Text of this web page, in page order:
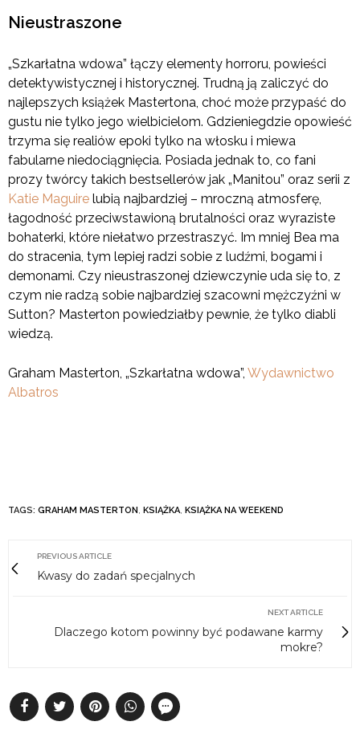
Nieustraszone
„Szkarłatna wdowa” łączy elementy horroru, powieści
detektywistycznej i historycznej. Trudną ją zaliczyć do
najlepszych książek Mastertona, choć może przypaść do
gustu nie tylko jego wielbicielom. Gdzieniegdzie opowieść
trzyma się realiów epoki tylko na włosku i miewa
fabularne niedociągnięcia. Posiada jednak to, co fani
prozy twórcy takich bestsellerów jak „Manitou” oraz serii z
Katie Maguire lubią najbardziej – mroczną atmosferę,
łagodność przeciwstawioną brutalności oraz wyraziste
bohaterki, które niełatwo przestraszyć. Im mniej Bea ma
do stracenia, tym lepiej radzi sobie z ludźmi, bogami i
demonami. Czy nieustraszonej dziewczynie uda się to, z
czym nie radzą sobie najbardziej szacowni mężczyźni w
Sutton? Masterton powiedziałby pewnie, że tylko diabli
wiedzą.
Graham Masterton, „Szkarłatna wdowa”, Wydawnictwo
Albatros
TAGS: GRAHAM MASTERTON, KSIĄŻKA, KSIĄŻKA NA WEEKEND
PREVIOUS ARTICLE
Kwasy do zadań specjalnych
NEXT ARTICLE
Dlaczego kotom powinny być podawane karmy
mokre?